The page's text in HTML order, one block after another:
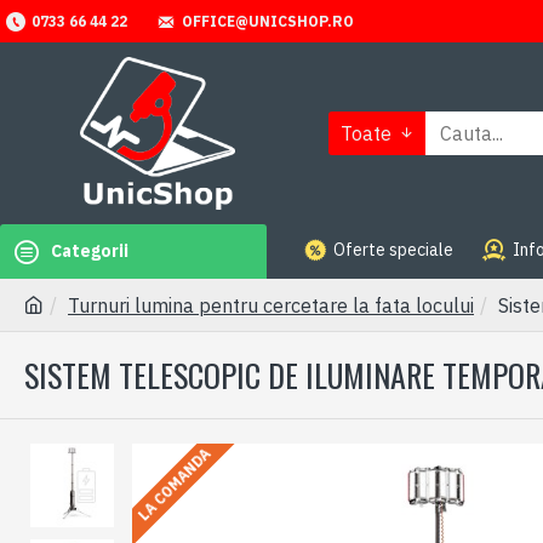
0733 66 44 22 OFFICE@UNICSHOP.RO
Toate
Categorii Oferte speciale
Turnuri lumina pentru cercetare la fata locului
SISTEM TELESCOPIC DE ILUMINARE
LA COMANDA